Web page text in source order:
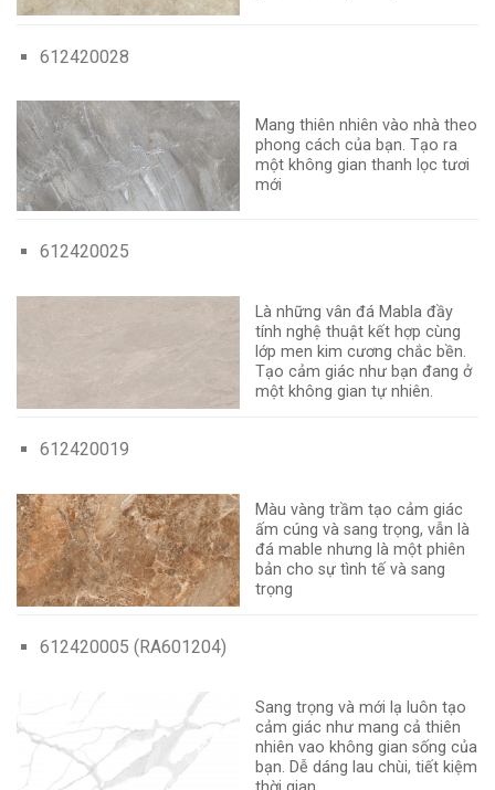
612420028
Mang thiên nhiên vào nhà theo
phong cách của bạn. Tạo ra
một không gian thanh lọc tươi
mới
612420025
Là những vân đá Mabla đầy
tính nghệ thuật kết hợp cùng
lớp men kim cương chắc bền.
Tạo cảm giác như bạn đang ở
một không gian tự nhiên.
612420019
Màu vàng trầm tạo cảm giác
ấm cúng và sang trọng, vẫn là
đá mable nhưng là một phiên
bản cho sự tình tế và sang
trọng
612420005 (RA601204)
Sang trọng và mới lạ luôn tạo
cảm giác như mang cả thiên
nhiên vao không gian sống của
bạn. Dễ dáng lau chùi, tiết kiệm